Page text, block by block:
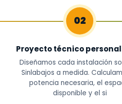
02
Proyecto técnico
Diseñamos cada instalación
Sinlabajos a medida.
potencia necesaria, el
disponible y el si